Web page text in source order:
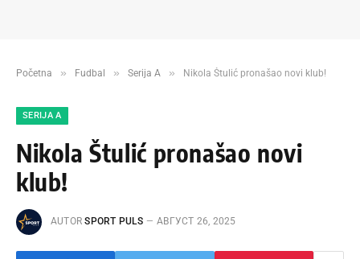
Početna » Fudbal » Serija A » Nikola Štulić pronašao novi klub!
SERIJA A
Nikola Štulić pronašao novi
klub!
AUTOR SPORT PULS АВГУСТ 26, 2025